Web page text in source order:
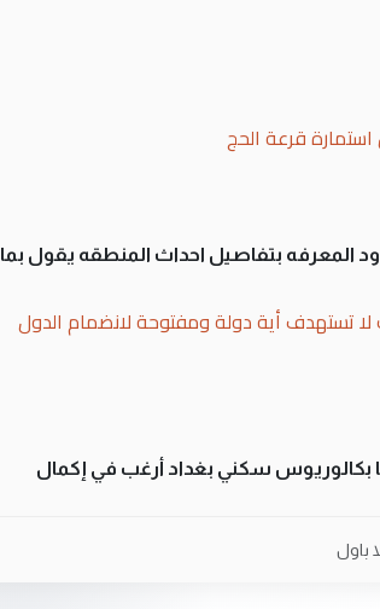
قرعة الحج
المعرفه بتفاصيل احداث المنطقه يقول بما
لا تستهدف أية دولة ومفتوحة لانضمام الدول
بكالوريوس سكني بغداد أرغب في إكمال
باول